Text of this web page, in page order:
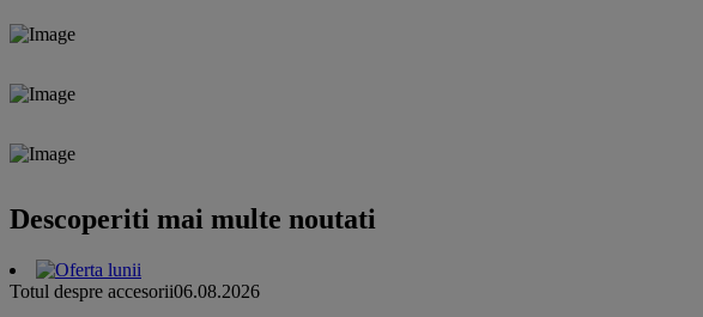
Descoperiti mai multe noutati
Totul despre accesorii06.08.2026